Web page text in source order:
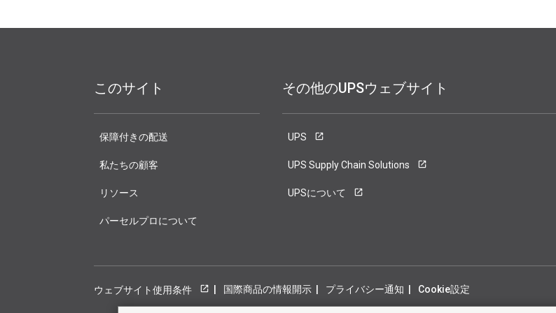
このサイト
保障付きの配送
私たちの顧客
リソース
パーセルプロについて
その他のUPSウェブサイト
UPS
UPS Supply Chain Solutions
UPSについて
ウェブサイト使用条件 国際商品の情報開示 プライバシー通知 Cookie設定